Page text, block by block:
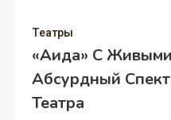
Театры
«Аида» С
Абсурдный
Театра